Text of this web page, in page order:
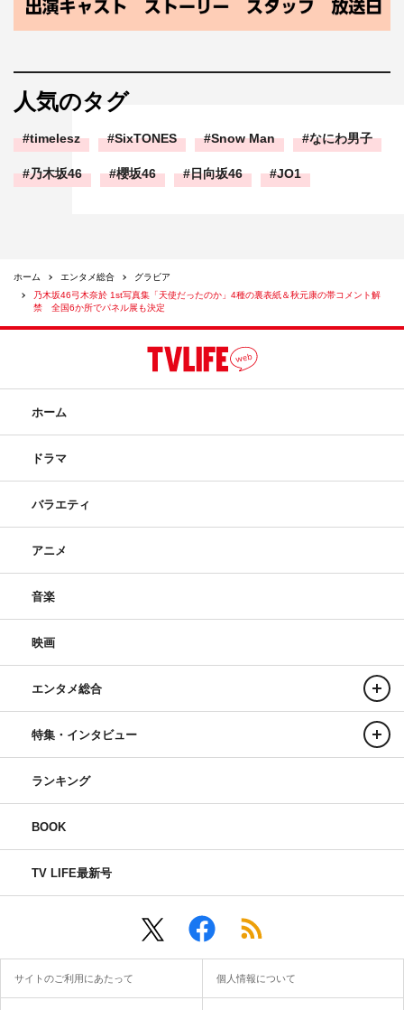
人気のタグ
timelesz SixTONES Snow Man なにわ男子
乃木坂46 櫻坂46 日向坂46 JO1
ホーム エンタメ総合
グラビア
乃木坂46弓木奈於 1st写真集「天使だったのか」4種の裏表紙＆秋元康の帯コメント解
禁 全国6か所でパネル展も決定
ホーム
ドラマ
バラエティ
アニメ
音楽
映画
エンタメ総合
特集・インタビュー
ランキング
BOOK
TV LIFE最新号
サイトのご利用にあたって 個人情報について